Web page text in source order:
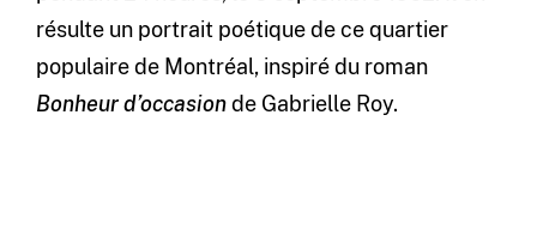
résulte un portrait poétique de ce quartier
populaire de Montréal, inspiré du roman
Bonheur d’occasionde Gabrielle Roy.